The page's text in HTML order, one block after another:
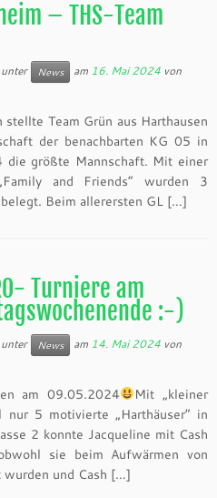
– THS-Team
News am 16. Mai 2024 von
Team Grün aus Harthausen
der benachbarten KG 05 in
die größte Mannschaft. Mit einer
and Friends“ wurden 3
Beim allerersten GL […]
Turniere am
:-)
News am 14. Mai 2024 von
am 09.05.2024
Mit „kleiner
nur 5 motivierte „Harthäuser“ in
2 konnte Jacqueline mit Cash
sie beim Aufwärmen von
wurden und Cash […]